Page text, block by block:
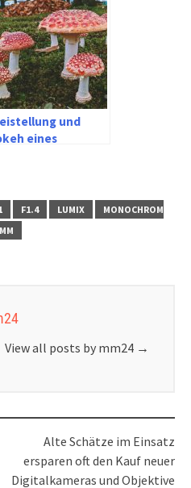
und
eines
Pixel 4a
F1.4 LUMIX
MONOCHROM
View all posts by mm24 →
Alte Schätze im Einsatz
ersparen oft den Kauf neuer
Digitalkameras und Objektive